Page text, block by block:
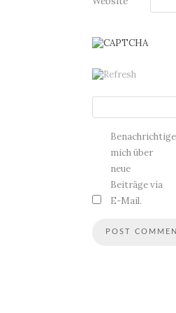
Benachrichtige
mich über
neue
Beiträge via
E-Mail.